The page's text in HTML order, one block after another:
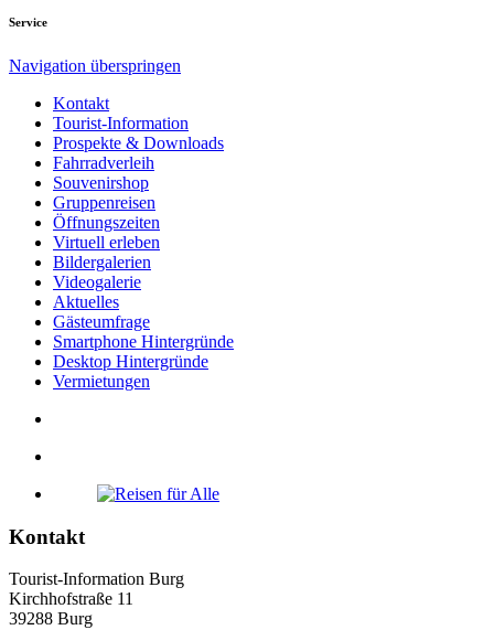
Service
Navigation überspringen
Kontakt
Tourist-Information
Prospekte & Downloads
Fahrradverleih
Souvenirshop
Gruppenreisen
Öffnungszeiten
Virtuell erleben
Bildergalerien
Videogalerie
Aktuelles
Gästeumfrage
Smartphone Hintergründe
Desktop Hintergründe
Vermietungen
Kontakt
Tourist-Information Burg
Kirchhofstraße 11
39288 Burg